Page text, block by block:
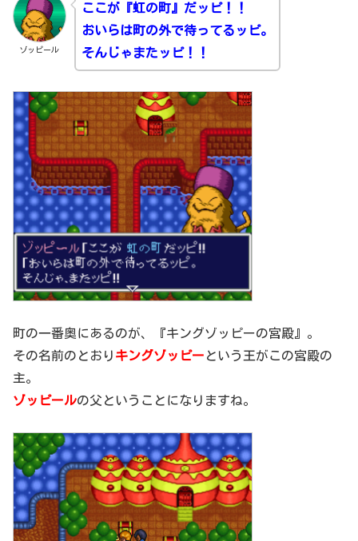
ゾッピール
ここが『虹の町』だッピ！！
おいらは町の外で待ってるッピ。
そんじゃまたッピ！！
町の一番奥にあるのが、『キングゾッピーの宮殿』。
その名前のとおり キングゾッピー という王がこの宮殿の
主。
ゾッピールの父ということになりますね。